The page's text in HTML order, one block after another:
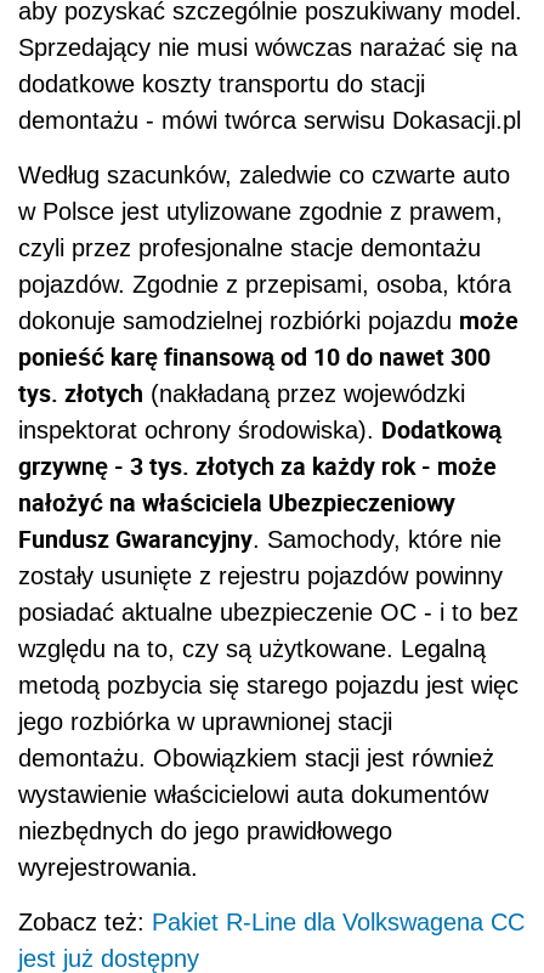
aby pozyskać szczególnie poszukiwany model.
Sprzedający nie musi wówczas narażać się na
dodatkowe koszty transportu do stacji
demontażu - mówi twórca serwisu Dokasacji.pl
Według szacunków, zaledwie co czwarte auto
w Polsce jest utylizowane zgodnie z prawem,
czyli przez profesjonalne stacje demontażu
pojazdów. Zgodnie z przepisami, osoba, która
dokonuje samodzielnej rozbiórki pojazdu może
ponieść karę finansową od 10 do nawet 300
tys. złotych (nakładaną przez wojewódzki
inspektorat ochrony środowiska). Dodatkową
grzywnę - 3 tys. złotych za każdy rok - może
nałożyć na właściciela Ubezpieczeniowy
Fundusz Gwarancyjny. Samochody, które nie
zostały usunięte z rejestru pojazdów powinny
posiadać aktualne ubezpieczenie OC - i to bez
względu na to, czy są użytkowane. Legalną
metodą pozbycia się starego pojazdu jest więc
jego rozbiórka w uprawnionej stacji
demontażu. Obowiązkiem stacji jest również
wystawienie właścicielowi auta dokumentów
niezbędnych do jego prawidłowego
wyrejestrowania.
Zobacz też: Pakiet R-Line dla Volkswagena CC
jest już dostępny